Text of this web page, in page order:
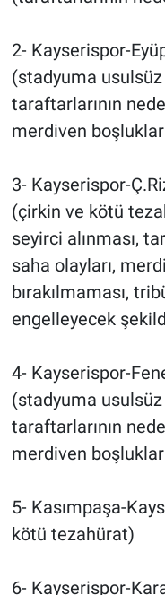
2- Kayserispor-
(stadyuma usulsüz
taraftarlarının
merdiven
3- Kayserispor-
(çirkin ve kötü
seyirci alınması,
saha olayları,
bırakılmaması,
engelleyecek
4- Kayserispor-
(stadyuma usulsüz
taraftarlarının
merdiven
5- Kasımpaşa-
kötü tezahürat)
6- Kayserispor-